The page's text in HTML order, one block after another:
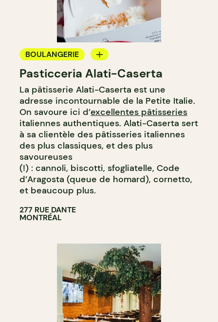
BOULANGERIE
COMPTOIR
Pasticceria Alati-Caserta
La pâtisserie Alati-Caserta est une
adresse incontournable de la Petite Italie.
On savoure ici d’excellentes pâtisseries
italiennes authentiques. Alati-Caserta sert
à sa clientèle des pâtisseries italiennes
des plus classiques, et des plus
savoureuses
(!) : cannoli, biscotti, sfogliatelle, Code
d’Aragosta (queue de homard), cornetto,
et beaucoup plus.
277 RUE DANTE
MONTRÉAL